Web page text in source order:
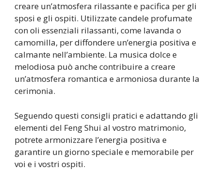
creare un’atmosfera rilassante e pacifica per gli
sposi e gli ospiti. Utilizzate candele profumate
con oli essenziali rilassanti, come lavanda o
camomilla, per diffondere un’energia positiva e
calmante nell’ambiente. La musica dolce e
melodiosa può anche contribuire a creare
un’atmosfera romantica e armoniosa durante la
cerimonia.
Seguendo questi consigli pratici e adattando gli
elementi del Feng Shui al vostro matrimonio,
potrete armonizzare l’energia positiva e
garantire un giorno speciale e memorabile per
voi e i vostri ospiti.